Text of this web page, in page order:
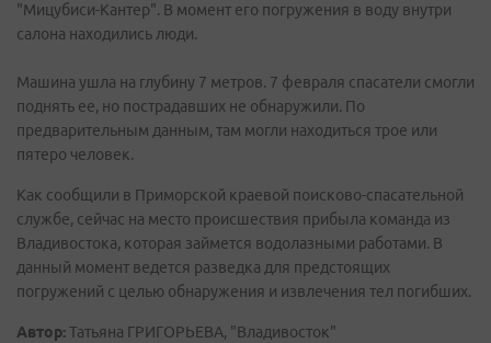
"Мицубиси-Кантер". В момент его погружения в воду внутри
салона находились люди.
Машина ушла на глубину 7 метров. 7 февраля спасатели смогли
поднять ее, но пострадавших не обнаружили. По
предварительным данным, там могли находиться трое или
пятеро человек.
Как сообщили в Приморской краевой поисково-спасательной
службе, сейчас на место происшествия прибыла команда из
Владивостока, которая займется водолазными работами. В
данный момент ведется разведка для предстоящих
погружений с целью обнаружения и извлечения тел погибших.
Автор:Татьяна ГРИГОРЬЕВА, "Владивосток"